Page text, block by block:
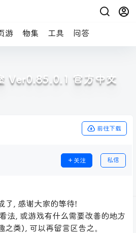
游 物集 工具 问答
Ver0.85.0.1 官方中文
前往下载
关注 私信
了, 感谢大家的等待!
法, 或游戏有什么需要改善的地方
类), 可以再留言区告之。